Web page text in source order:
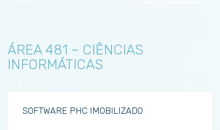
ÁREA 481 – CIÊNCIAS
INFORMÁTICAS
SOFTWARE PHC IMOBILIZADO